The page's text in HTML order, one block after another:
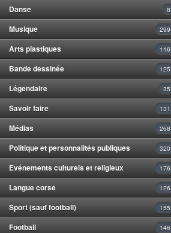
Danse 8
Musique 299
Arts plastiques 116
Bande dessinée 125
Légendaire 35
Savoir faire 131
Médias 268
Politique et personnalités publiques 320
Evénements culturels et religieux 176
Langue corse 126
Sport (sauf football) 155
Football 146